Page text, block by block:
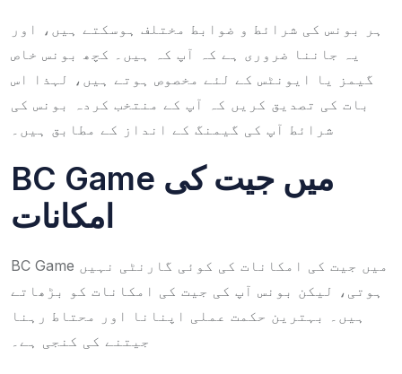
ہر بونس کی شرائط و ضوابط مختلف ہوسکتے ہیں، اور
یہ جاننا ضروری ہے کہ آپ کہ ہیں۔ کچھ بونس خاص
گیمز یا ایونٹس کے لئے مخصوص ہوتے ہیں، لہذا اس
بات کی تصدیق کریں کہ آپ کے منتخب کردہ بونس کی
شرائط آپ کی گیمنگ کے انداز کے مطابق ہیں۔
BC Game میں جیت کی
امکانات
BC Game میں جیت کی امکانات کی کوئی گارنٹی نہیں
ہوتی، لیکن بونس آپ کی جیت کی امکانات کو بڑھاتے
ہیں۔ بہترین حکمت عملی اپنانا اور محتاط رہنا
جیتنے کی کنجی ہے۔